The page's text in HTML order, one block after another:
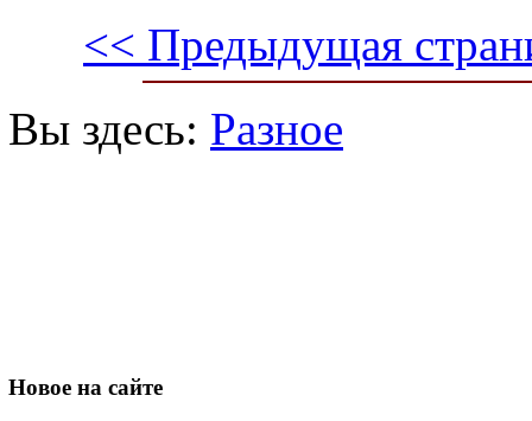
<< Предыдущая
Вы здесь: Разное
Новое на сайте